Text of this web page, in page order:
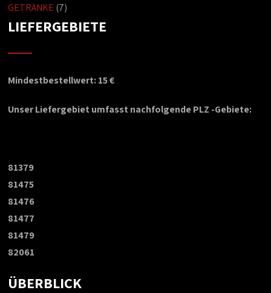
GETRÄNKE (7)
LIEFERGEBIETE
Mindestbestellwert: 15 €
Unser Liefergebiet umfasst nachfolgende PLZ -Gebiete:
81379
81475
81476
81477
81479
82061
ÜBERBLICK